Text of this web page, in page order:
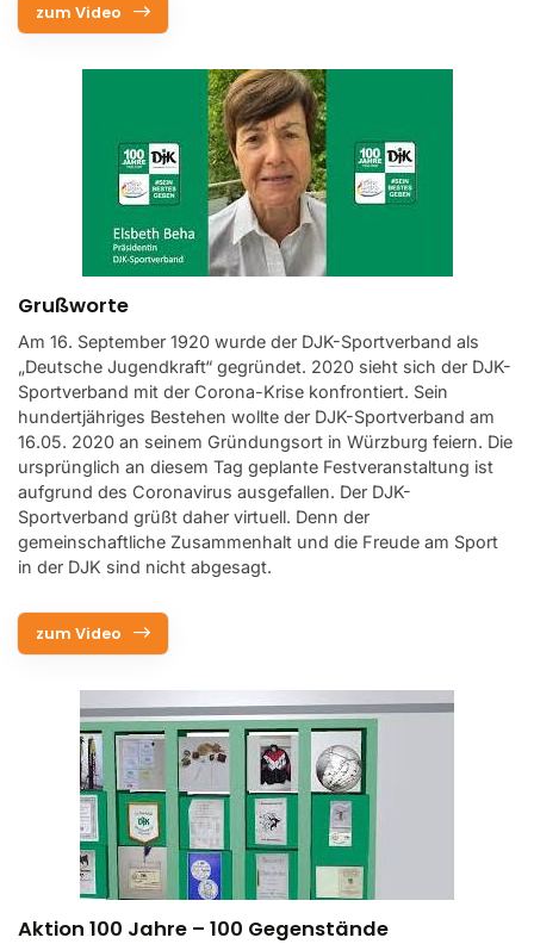
zum Video
Grußworte
Am 16. September 1920 wurde der DJK-Sportverband als
„Deutsche Jugendkraft“ gegründet. 2020 sieht sich der DJK-
Sportverband mit der Corona-Krise konfrontiert. Sein
hundertjähriges Bestehen wollte der DJK-Sportverband am
16.05. 2020 an seinem Gründungsort in Würzburg feiern. Die
ursprünglich an diesem Tag geplante Festveranstaltung ist
aufgrund des Coronavirus ausgefallen. Der DJK-
Sportverband grüßt daher virtuell. Denn der
gemeinschaftliche Zusammenhalt und die Freude am Sport
in der DJK sind nicht abgesagt.
zum Video
Aktion 100 Jahre – 100 Gegenstände
Aktuelles
Aus- und Fortbildungen
Bundessportfest '26
DJK Sportjugend